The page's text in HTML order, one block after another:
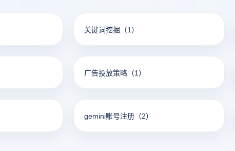
关键词挖掘 （1）
广告投放策略 （1）
gemini账号注册 （2）